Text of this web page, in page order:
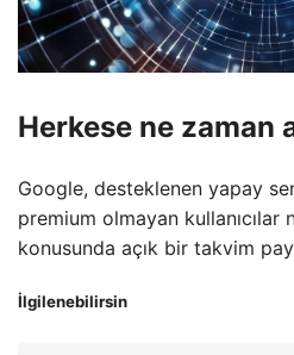
Herkese ne zaman
Google, desteklenen yapay
premium olmayan kullanıcılar
konusunda açık bir takvim
İlgilenebilirsin